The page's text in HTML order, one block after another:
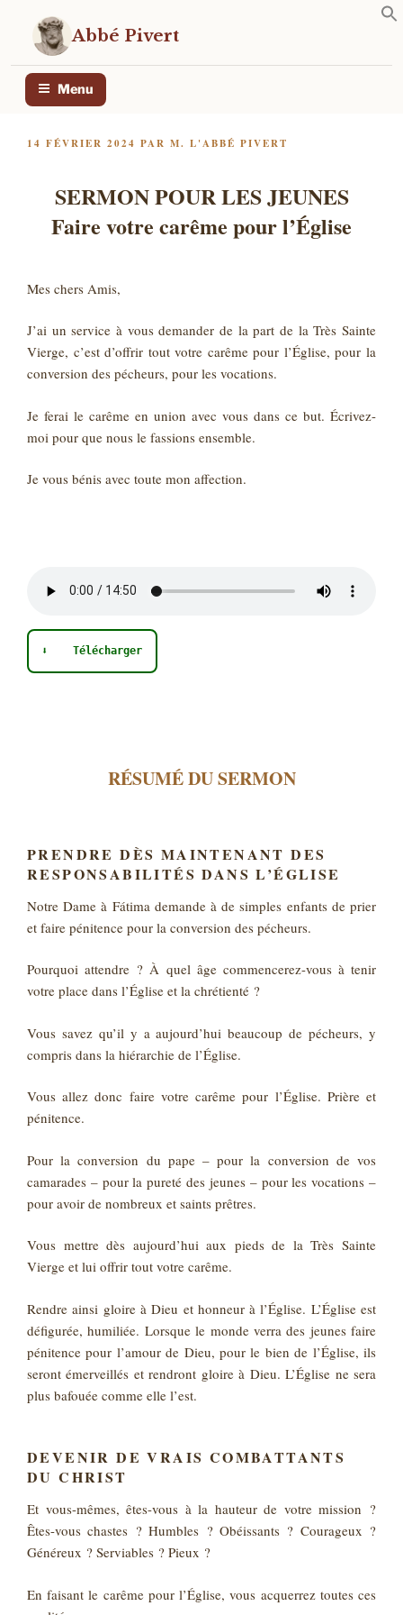
contenu
principal
Abbé Pivert
Menu
PUBLIÉ
14 FÉVRIER 2024 PAR M. L'ABBÉ PIVERT
SERMON POUR LES JEUNES
Faire votre carême pour l’Église
Mes chers Amis,
J’ai un service à vous demander de la part de la Très Sainte
Vierge, c’est d’offrir tout votre carême pour l’Église, pour la
conversion des pécheurs, pour les vocations.
Je ferai le carême en union avec vous dans ce but. Écrivez-
moi pour que nous le fassions ensemble.
Je vous bénis avec toute mon affection.
⬇ Télécharger
RÉSUMÉ DU SERMON
PRENDRE DÈS MAINTENANT DES
RESPONSABILITÉS DANS L’ÉGLISE
Notre Dame à Fátima demande à de simples enfants de prier
et faire pénitence pour la conversion des pécheurs.
Pourquoi attendre ? À quel âge commencerez-vous à tenir
votre place dans l’Église et la chrétienté ?
Vous savez qu’il y a aujourd’hui beaucoup de pécheurs, y
compris dans la hiérarchie de l’Église.
Vous allez donc faire votre carême pour l’Église. Prière et
pénitence.
Pour la conversion du pape – pour la conversion de vos
camarades – pour la pureté des jeunes – pour les vocations –
pour avoir de nombreux et saints prêtres.
Vous mettre dès aujourd’hui aux pieds de la Très Sainte
Vierge et lui offrir tout votre carême.
Rendre ainsi gloire à Dieu et honneur à l’Église. L’Église est
défigurée, humiliée. Lorsque le monde verra des jeunes faire
pénitence pour l’amour de Dieu, pour le bien de l’Église, ils
seront émerveillés et rendront gloire à Dieu. L’Église ne sera
plus bafouée comme elle l’est.
DEVENIR DE VRAIS COMBATTANTS
DU CHRIST
Et vous-mêmes, êtes-vous à la hauteur de votre mission ?
Êtes-vous chastes ? Humbles ? Obéissants ? Courageux ?
Généreux ? Serviables ? Pieux ?
En faisant le carême pour l’Église, vous acquerrez toutes ces